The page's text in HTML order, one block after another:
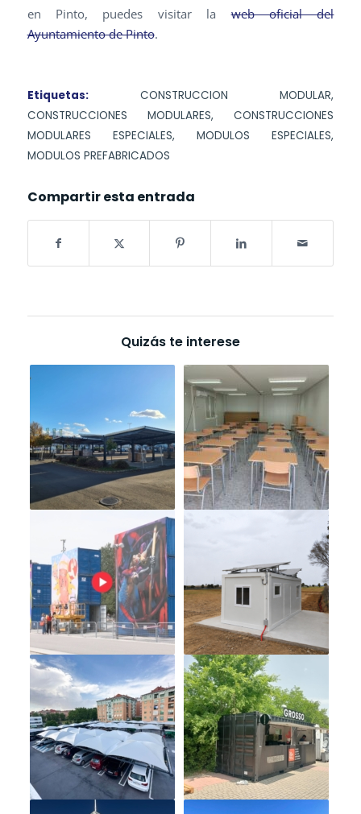
en Pinto, puedes visitar laweb oficial del
Ayuntamiento de Pinto.
Etiquetas: CONSTRUCCION MODULAR,
CONSTRUCCIONES MODULARES,CONSTRUCCIONES
MODULARES ESPECIALES,MODULOS ESPECIALES,
MODULOS PREFABRICADOS
Compartir esta entrada
Quizás te interese